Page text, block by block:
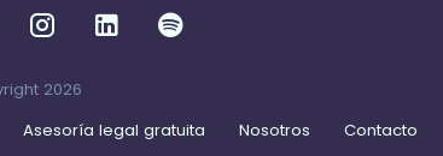
2026
Asesoría legal gratuita Nosotros Contacto